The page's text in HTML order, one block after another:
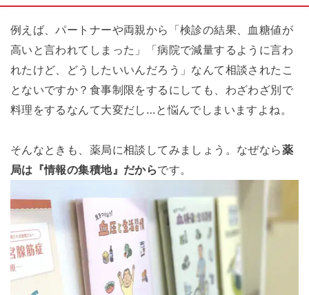
例えば、パートナーや両親から「検診の結果、血糖値が
高いと言われてしまった」「病院で減量するように言わ
れたけど、どうしたいいんだろう」なんて相談されたこ
とないですか？食事制限をするにしても、わざわざ別で
料理をするなんて大変だし…と悩んでしまいますよね。
そんなときも、薬局に相談してみましょう。なぜなら薬
局は『情報の集積地』だからです。